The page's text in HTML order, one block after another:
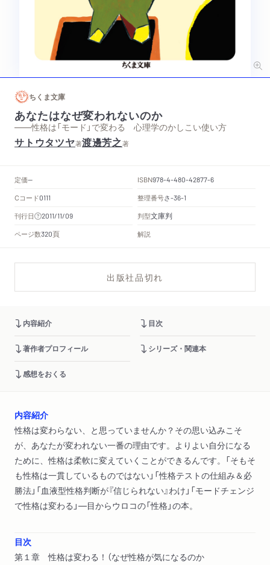
ちくま文庫
あなたはなぜ変われないのか
——性格は「モード」で変わる 心理学のかしこい使い方
サトウタツヤ著渡邊芳之著
定価-- ISBN978-4-480-42877-6
Cコード0111 整理番号さ-36-1
刊行日 2011/11/09 判型文庫判
ページ数320頁 解説
出版社品切れ
内容紹介 目次
著作者プロフィール シリーズ・関連本
感想をおくる
内容紹介
性格は変わらない、と思っていませんか？その思い込みこそ
が、あなたが変われない一番の理由です。よりよい自分になる
ために、性格は柔軟に変えていくことができるんです。「そもそ
も性格は一貫しているものではない」「性格テストの仕組み＆必
勝法」「血液型性格判断が『信じられない』わけ」「モードチェンジ
で性格は変わる」―目からウロコの「性格」の本。
目次
第１章 性格は変わる！（なぜ性格が気になるのか